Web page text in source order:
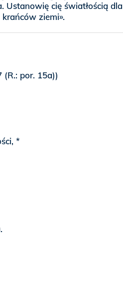
Ustanowię cię światłością dla
ziemi».
(R.: por. 15a))
*